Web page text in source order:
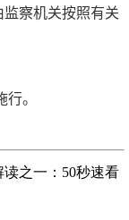
察机关按照有关
。
读之一：50秒速看